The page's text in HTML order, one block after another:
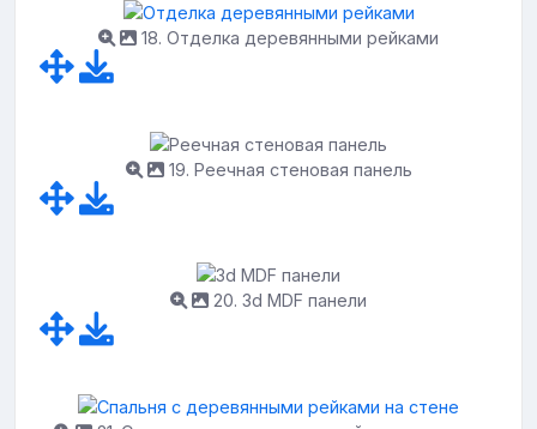
18. Отделка деревянными рейками
19. Реечная стеновая панель
20. 3d MDF панели